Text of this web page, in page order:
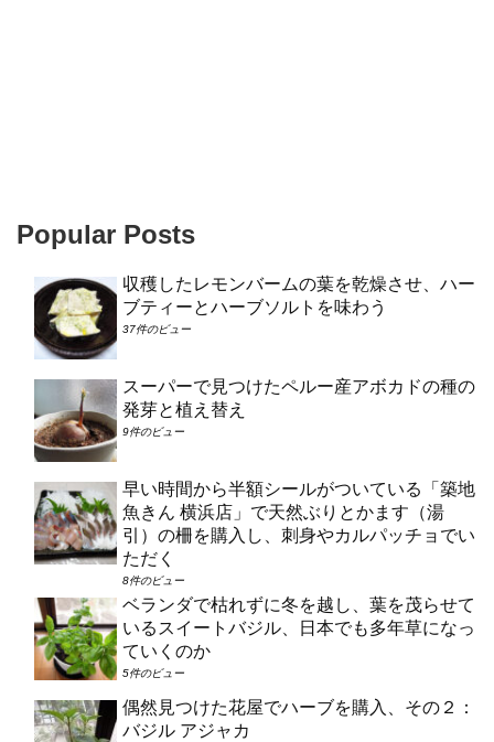
Popular Posts
収穫したレモンバームの葉を乾燥させ、ハー
ブティーとハーブソルトを味わう
37件のビュー
スーパーで見つけたペルー産アボカドの種の
発芽と植え替え
9件のビュー
早い時間から半額シールがついている「築地
魚きん 横浜店」で天然ぶりとかます（湯
引）の柵を購入し、刺身やカルパッチョでい
ただく
8件のビュー
ベランダで枯れずに冬を越し、葉を茂らせて
いるスイートバジル、日本でも多年草になっ
ていくのか
5件のビュー
偶然見つけた花屋でハーブを購入、その２：
バジル アジャカ